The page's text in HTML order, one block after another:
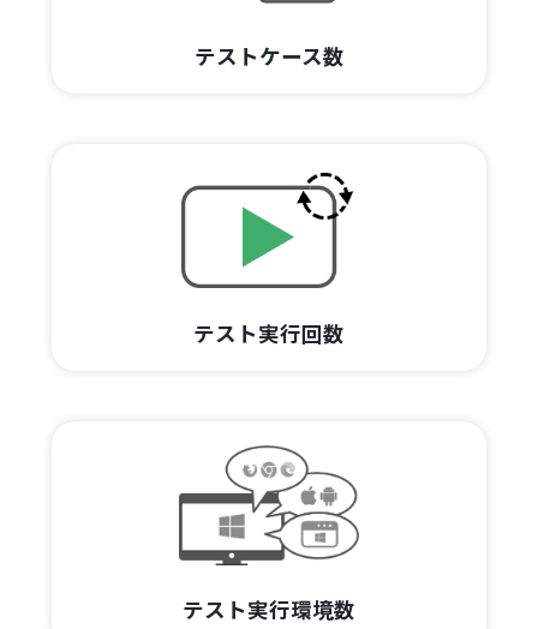
テストケース数
テスト実行回数
テスト実行環境数